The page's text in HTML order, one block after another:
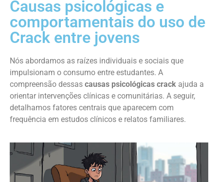
Causas psicológicas e
comportamentais do uso de
Crack entre jovens
Nós abordamos as raízes individuais e sociais que
impulsionam o consumo entre estudantes. A
compreensão dessas causas psicológicas crack ajuda a
orientar intervenções clínicas e comunitárias. A seguir,
detalhamos fatores centrais que aparecem com
frequência em estudos clínicos e relatos familiares.